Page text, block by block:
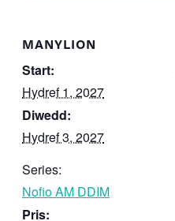
MANYLION
Start:
Hydref 1, 2027
Diwedd:
Hydref 3, 2027
Series:
Nofio AM DDIM
Pris: